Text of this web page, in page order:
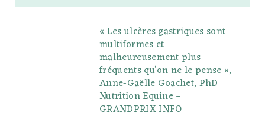
b
t
l
e
P
l
s
a
g
r
a
m
e
r
e
s
o
l
r
« Les ulcères gastriques sont
multiformes et
malheureusement plus
fréquents qu’on ne le pense »,
Anne-Gaëlle Goachet, PhD
Nutrition Equine –
GRANDPRIX INFO